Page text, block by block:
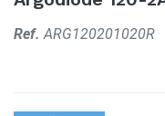
Ref. ARG120201020R